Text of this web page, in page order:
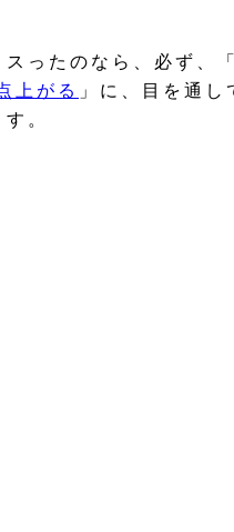
ったのなら、必ず、「
上がる 」に、目を通し
。